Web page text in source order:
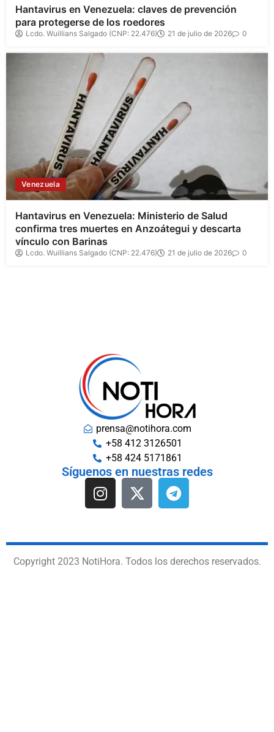
Hantavirus en Venezuela: claves de prevención
para protegerse de los roedores
Lcdo. Wuillians Salgado (CNP: 22.476) 21 de julio de 2026 0
Venezuela
Hantavirus en Venezuela: Ministerio de Salud
confirma tres muertes en Anzoátegui y descarta
vínculo con Barinas
Lcdo. Wuillians Salgado (CNP: 22.476) 21 de julio de 2026 0
prensa@notihora.com
+58 412 3126501
+58 424 5171861
Síguenos en nuestras redes
Copyright 2023 NotiHora. Todos los derechos reservados.